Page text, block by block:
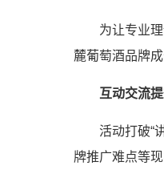
为让专业理论
麓葡萄酒品牌
互动交流
活动打破“讲
牌推广难点等